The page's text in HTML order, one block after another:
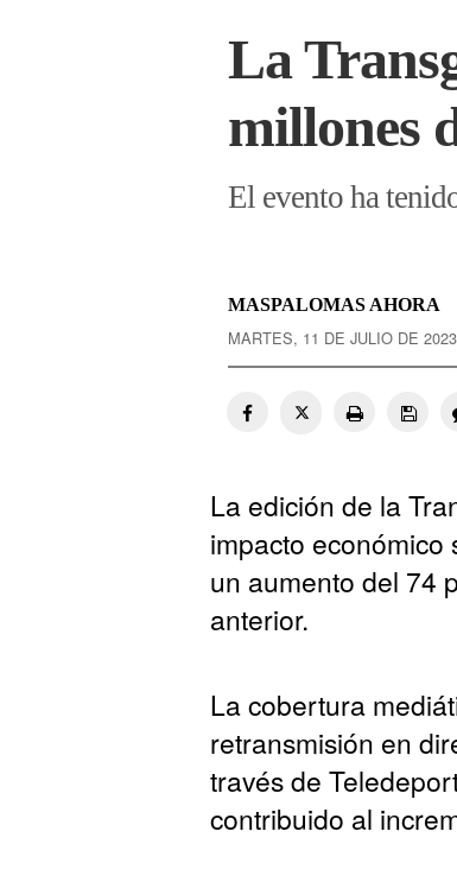
La
millones
El evento ha
MASPALOMAS AHORA
MARTES, 11 DE JULIO DE 2023
La edición de la
impacto económico
un aumento del 74
anterior.
La cobertura
retransmisión en
través de
contribuido al